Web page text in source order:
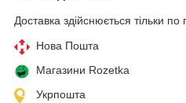
Доставка здійснюється тільки по
Нова Пошта
Магазини Rozetka
Укрпошта